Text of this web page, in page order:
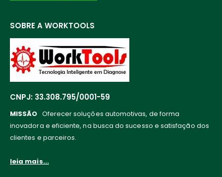
SOBRE A WORKTOOLS
CNPJ: 33.308.795/0001-59
MISSÃO Oferecer soluções automotivas, de forma
inovadora e eficiente, na busca do sucesso e satisfação dos
clientes e parceiros.
leia mais...